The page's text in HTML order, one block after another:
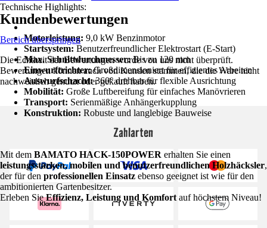
Technische Highlights:
Motorleistung: 9,0 kW Benzinmotor
Startsystem: Benutzerfreundlicher Elektrostart (E-Start)
Max. Schnittdurchmesser:Bis zu 120 mm
Einwurftrichter:Großdimensioniert für effizientes Arbeiten
Auswurfschacht:360° drehbar für flexible Ausrichtung
Mobilität: Große Luftbereifung für einfaches Manövrieren
Transport: Serienmäßige Anhängerkupplung
Konstruktion: Robuste und langlebige Bauweise
Mit dem BAMATO HACK-150POWER erhalten Sie einen
leistungsstarken, mobilen und benutzerfreundlichen Holzhäcksler,
der für den professionellen Einsatz ebenso geeignet ist wie für den
ambitionierten Gartenbesitzer.
Erleben SieEffizienz, Leistung und Komfort auf höchstem Niveau!
Kundenbewertungen
Bereich überspringen
Die Echtheit der Bewertungen wurde von uns nicht überprüft.
Bewertungen können auch von Kunden stammen, die die Ware nicht
nachweislich genutzt oder gekauft haben.
Zahlarten